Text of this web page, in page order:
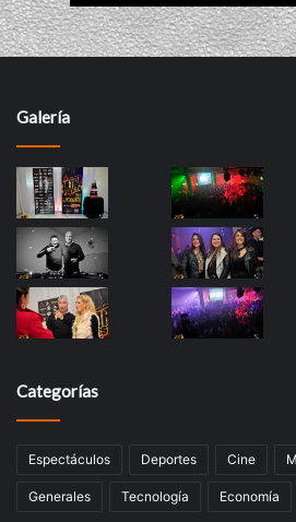
Galería
Categorías
Espectáculos Deportes Cine
Generales Tecnología Economía